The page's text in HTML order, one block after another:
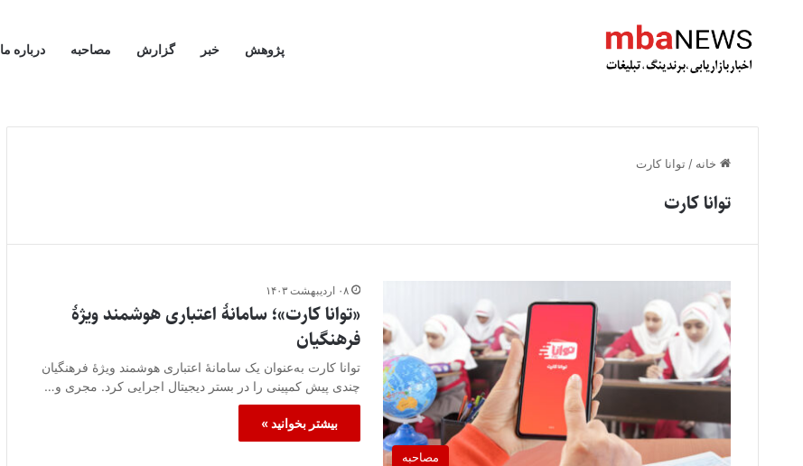
پژوهش خبر گزارش مصاحبه درباره ما
خانه / توانا کارت
توانا کارت
مصاحبه
۰۸ اردیبهشت ۱۴۰۳
«توانا کارت»؛ سامانۀ اعتباری هوشمند ویژۀ
فرهنگیان
توانا کارت به‌عنوان یک سامانۀ اعتباری هوشمند ویژۀ فرهنگیان
چندی پیش کمپینی را در بستر دیجیتال اجرایی کرد. مجری و…
بیشتر بخوانید »